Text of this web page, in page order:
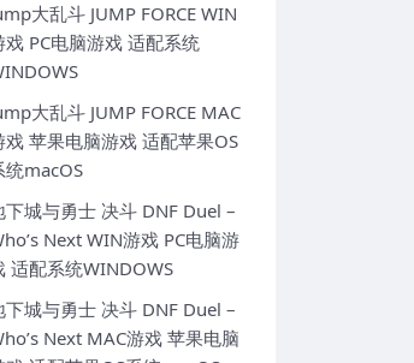
大乱斗 JUMP FORCE WIN
戏 PC电脑游戏 适配系统
大乱斗 JUMP FORCE MAC
戏 苹果电脑游戏 适配苹果OS
统macOS
下城与勇士 决斗 DNF Duel –
Next WIN游戏 PC电脑游
适配系统WINDOWS
下城与勇士 决斗 DNF Duel –
Next MAC游戏 苹果电脑